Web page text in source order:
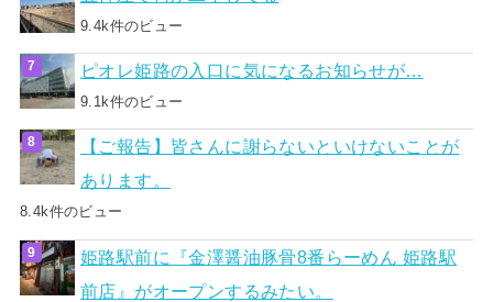
9.4k件のビュー
ピオレ姫路の入口に気になるお知らせが…
9.1k件のビュー
【ご報告】皆さんに謝らないといけないことが
あります。
8.4k件のビュー
姫路駅前に『金澤醤油豚骨8番らーめん 姫路駅
前店』がオープンするみたい。